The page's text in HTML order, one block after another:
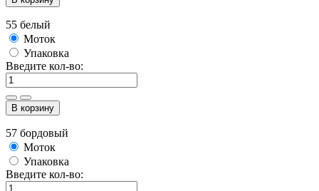
55 белый
Моток
Упаковка
Введите кол-во:
В корзину
57 бордовый
Моток
Упаковка
Введите кол-во: